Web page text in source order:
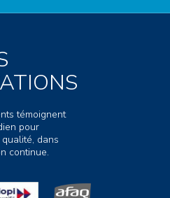
témoignent
pour
dans
continue.